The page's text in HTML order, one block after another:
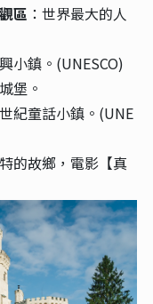
區 ：世界最大的人
小鎮。(UNESCO)
堡。
紀童話小鎮。(UNE
的故鄉，電影【真